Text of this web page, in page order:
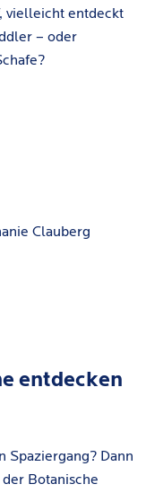
vielleicht entdeckt
– oder
Clauberg
entdecken
Spaziergang? Dann
Botanische